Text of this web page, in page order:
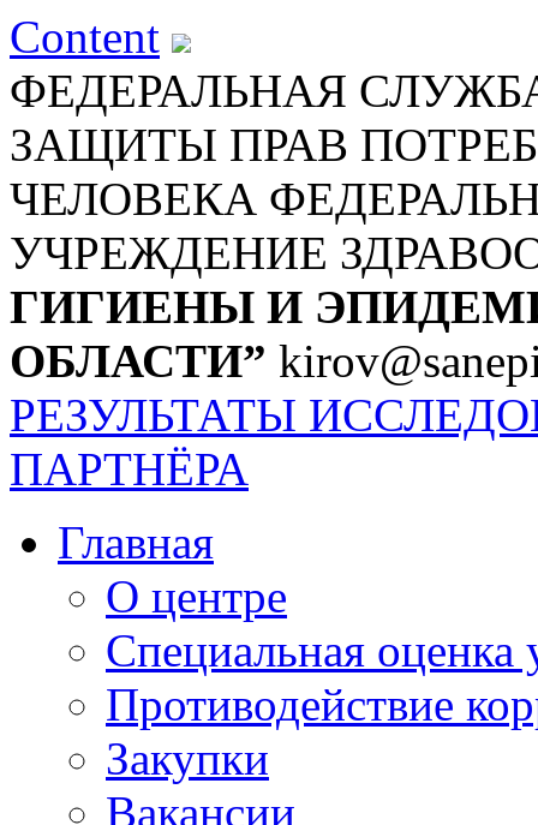
Content
ФЕДЕРАЛЬНАЯ
ЗАЩИТЫ ПРАВ
ЧЕЛОВЕКА
УЧРЕЖДЕНИЕ
ГИГИЕНЫ И
ОБЛАСТИ”
РЕЗУЛЬТАТЫ
ПАРТНЁРА
Главная
О центре
Специальная оценка
Противодействие
Закупки
Вакансии